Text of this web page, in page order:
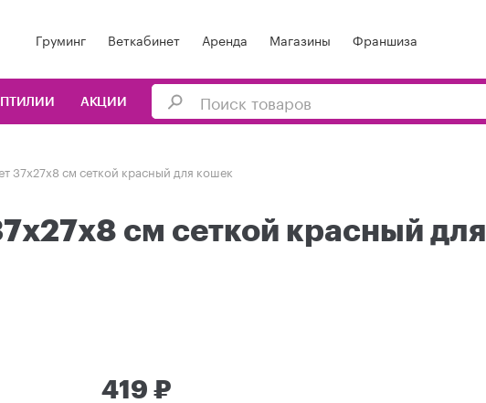
Груминг Веткабинет Аренда Магазины Франшиза
АКЦИИ
37х27х8 см сеткой красный для кошек
см сеткой красный для
419 ₽